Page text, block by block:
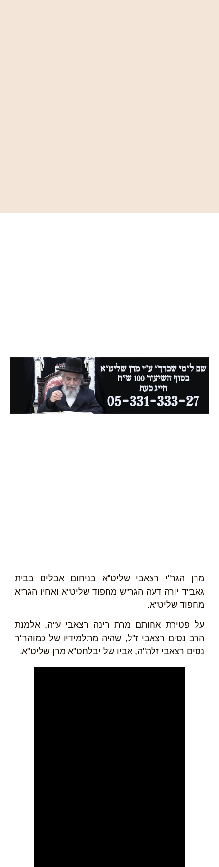
מרן הגר"י רצאבי שליט"א בניחום אבלים בבית
גאב"ד יורה דעה הגר"ש מחפוד שליט"א ואחיו הגר"א
מחפוד שליט"א.
על פטירת אחותם מרת רינה רצאבי ע"ה, אלמנת
הרב נסים רצאבי ז"ל, שהיה מתלמידיו של כמוהר"ר
נסים רצאבי זלה"ה, אביו של יבלחט"א מרן שליט"א.